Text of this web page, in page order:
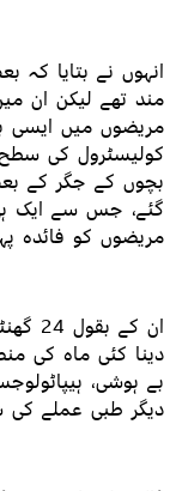
انہوں نے بتایا
مند تھے لیکن ان
مریضوں میں ایسی
کولیسٹرول کی سطح
بچوں کے جگر کے
گئے، جس سے ایک
مریضوں کو فائدہ
دینا کئی ماہ کی
بے ہوشی،
دیگر طبی عملے کی